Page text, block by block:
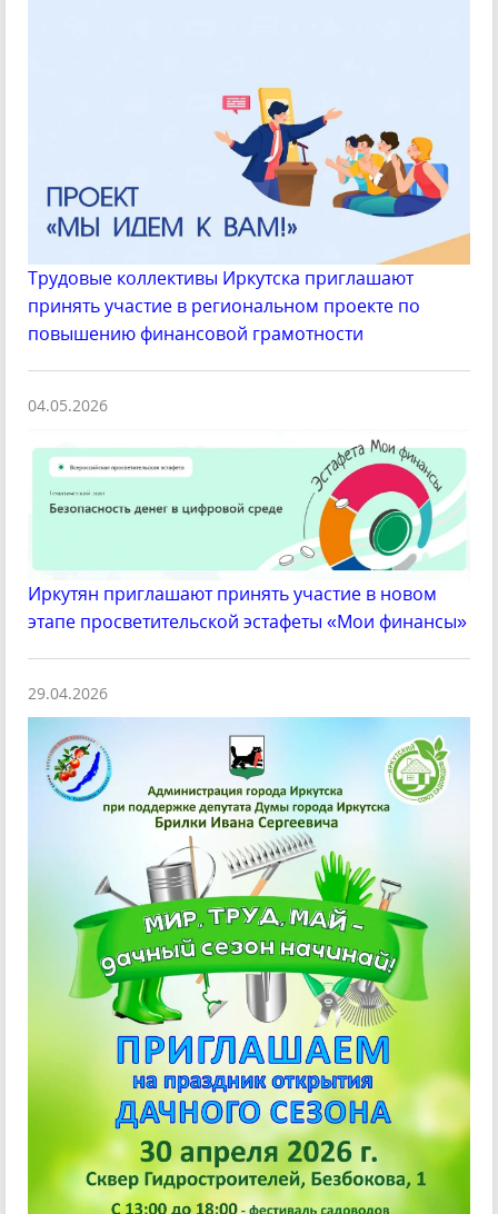
Трудовые коллективы Иркутска приглашают
принять участие в региональном проекте по
повышению финансовой грамотности
04.05.2026
Иркутян приглашают принять участие в новом
этапе просветительской эстафеты «Мои финансы»
29.04.2026